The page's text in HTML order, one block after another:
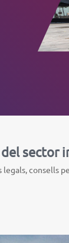
sector
consells